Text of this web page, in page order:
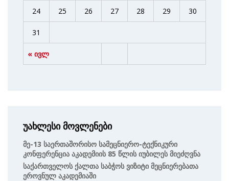
« ივლ
24 25 26 27 28 29 30
31
უახლესი მოვლენები
Მე-13 Საერთაშორისო Სამეცნიერო-Ტექნიკური
Კონფერენცია Აკადემიის 85 Წლის Იუბილეს Მიეძღვნა
Საქართველოს Ქალთა Საბჭოს Ვიზიტი Მეცნიერებათა
Ეროვნულ Აკადემიაში